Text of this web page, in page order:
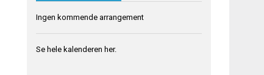
Ingen kommende arrangement
Se hele kalenderen her.